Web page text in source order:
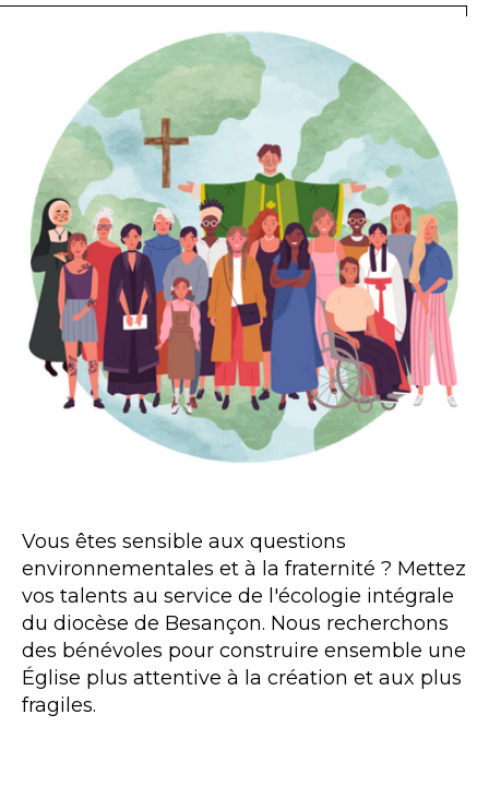
Vous êtes sensible aux questions
environnementales et à la fraternité ? Mettez
vos talents au service de l'écologie intégrale
du diocèse de Besançon. Nous recherchons
des bénévoles pour construire ensemble une
Église plus attentive à la création et aux plus
fragiles.